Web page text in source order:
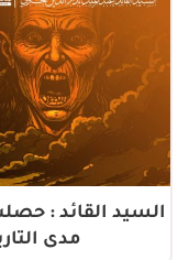
السيد القائد :
مدى